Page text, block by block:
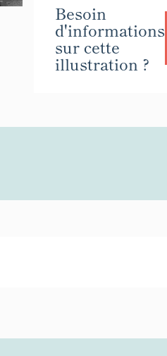
Besoin
d'informations
sur cette
illustration ?